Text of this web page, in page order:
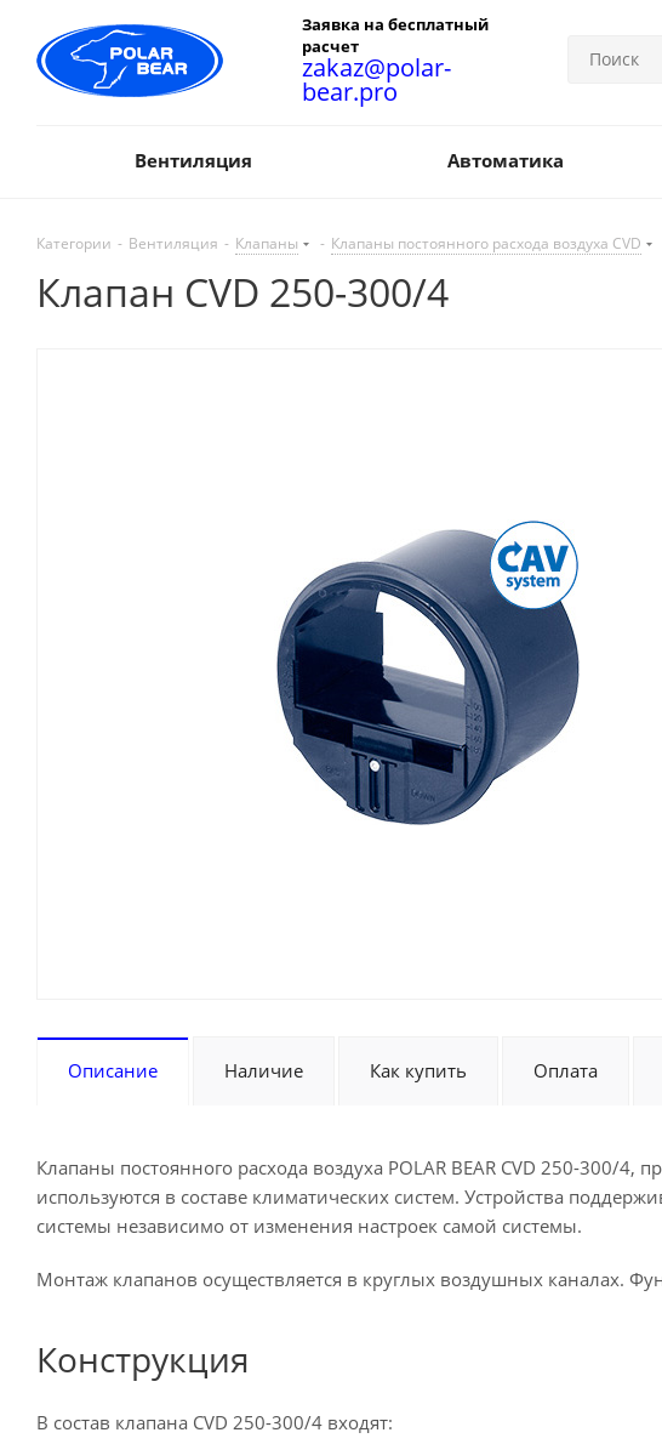
Заявка на бесплатный
расчет
zakaz@polar-
bear.pro
Вентиляция Автоматика
Категории - Вентиляция - Клапаны - Клапаны постоянного расхода воздуха CVD
Клапан CVD 250-300/4
Описание Наличие Как купить Оплата
Клапаны постоянного расхода воздуха POLAR BEAR CVD 250-300/4,
используются в составе климатических систем. Устройства
системы независимо от изменения настроек самой системы.
Монтаж клапанов осуществляется в круглых воздушных каналах.
Конструкция
В состав клапана CVD 250-300/4 входят: